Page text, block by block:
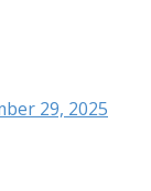
29, 2025